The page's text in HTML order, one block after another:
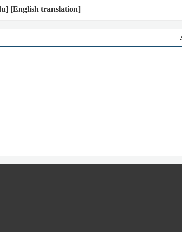
[English translation]